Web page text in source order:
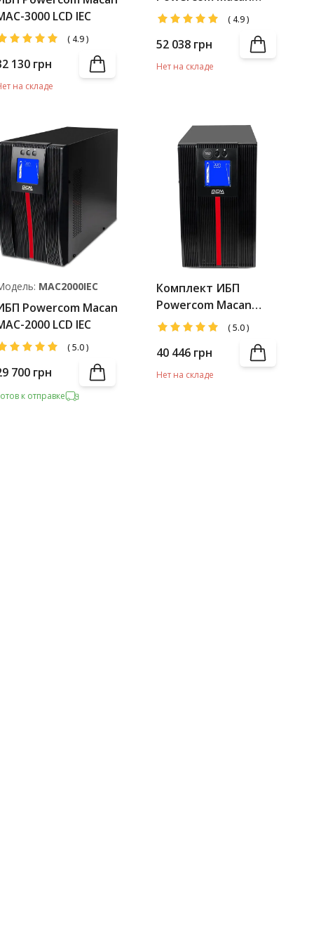
3000 LCD IEC
( 4.9)
130 грн
на складе
MAC-2000 LCD +
( 4.9)
52 038 грн
Нет на складе
MAC2000IEC
Powercom Macan
2000 LCD IEC
(5.0)
700 грн
к отправке
Комплект ИБП
Powercom Macan
MAC-1500 LCD +
(5.0)
40 446 грн
Нет на складе